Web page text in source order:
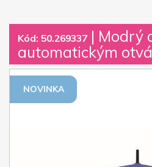
Kód: 50.269337 | Modrý
automatickým
NOVINKA